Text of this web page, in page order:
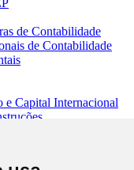
de Contabilidade
de Contabilidade
Capital Internacional
Mobiliários
do SFN